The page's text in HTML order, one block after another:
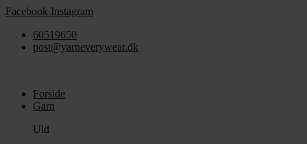
Videre
indhold
Facebook Instagram
60519650
post@yarneverywear.dk
Forside
Garn
Uld